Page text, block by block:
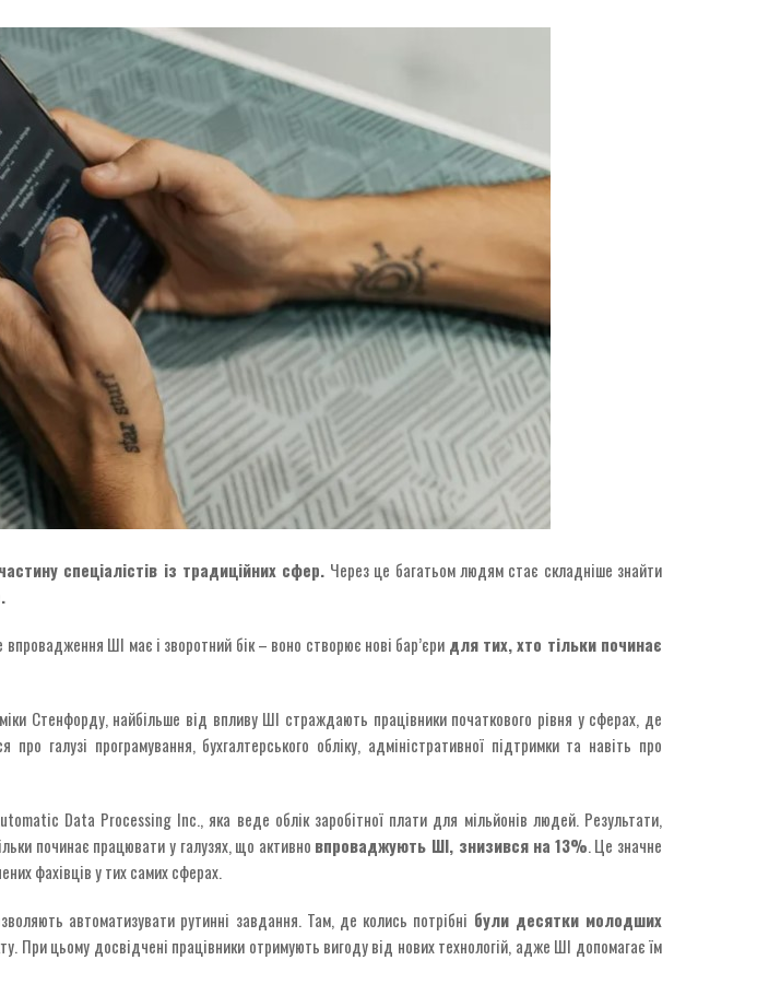
частину спеціалістів із традиційних сфер. Через це багатьом людям стає складніше знайти
ШІ має і зворотний бік – воно створює нові бар’єри для тих, хто тільки починає
Стенфорду, найбільше від впливу ШІ страждають працівники початкового рівня у сферах, де
про галузі програмування, бухгалтерського обліку, адміністративної підтримки та навіть про
Data Processing Inc., яка веде облік заробітної плати для мільйонів людей. Результати,
починає працювати у галузях, що активно впроваджують ШІ, знизився на 13%. Це значне
фахівців у тих самих сферах.
автоматизувати рутинні завдання. Там, де колись потрібні були десятки молодших
При цьому досвідчені працівники отримують вигоду від нових технологій, адже ШІ допомагає їм